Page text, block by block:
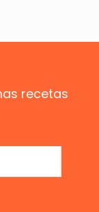
recetas